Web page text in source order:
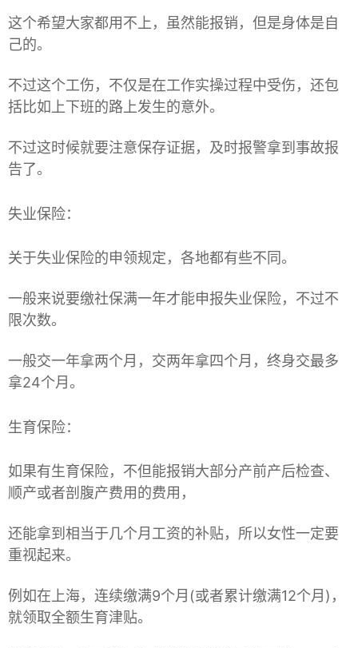
这个希望大家都用不上，虽然能报销，但是身体是自
己的。
不过这个工伤，不仅是在工作实操过程中受伤，还包
括比如上下班的路上发生的意外。
不过这时候就要注意保存证据，及时报警拿到事故报
告了。
失业保险：
关于失业保险的申领规定，各地都有些不同。
一般来说要缴社保满一年才能申报失业保险，不过不
限次数。
一般交一年拿两个月，交两年拿四个月，终身交最多
拿24个月。
生育保险：
如果有生育保险，不但能报销大部分产前产后检查、
顺产或者剖腹产费用的费用，
还能拿到相当于几个月工资的补贴，所以女性一定要
重视起来。
例如在上海，连续缴满9个月(或者累计缴满12个月)，
就领取全额生育津贴。